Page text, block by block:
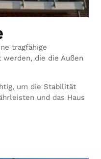
tragfähige
die die Außen
um die Stabilität
und das Haus